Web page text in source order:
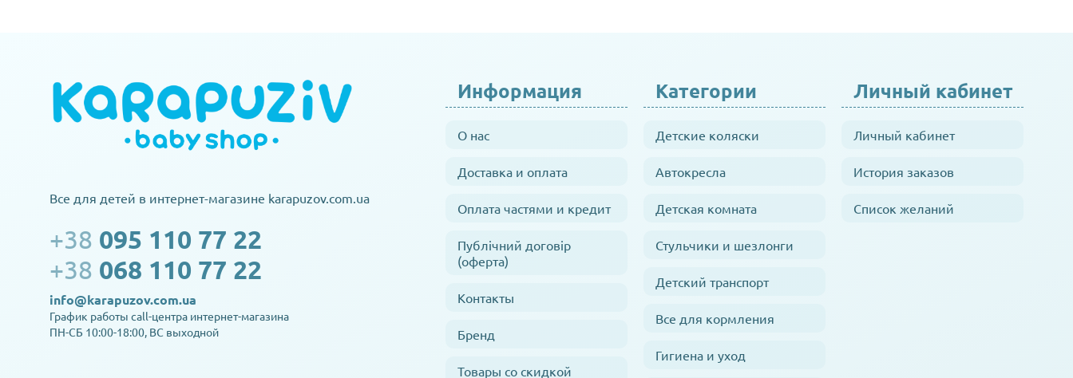
Все для детей в интернет-магазине karapuzov.com.ua
+38 095 110 77 22
+38 068 110 77 22
info@karapuzov.com.ua
График работы call-центра интернет-магазина
ПН-СБ 10:00-18:00, ВС выходной
Информация
О нас
Доставка и оплата
Оплата частями и кредит
Публічний договір
(оферта)
Контакты
Бренд
Товары со скидкой
Категории
Детские коляски
Автокресла
Детская комната
Стульчики и шезлонги
Детский транспорт
Все для кормления
Гигиена и уход
Личный кабинет
Личный кабинет
История заказов
Список желаний